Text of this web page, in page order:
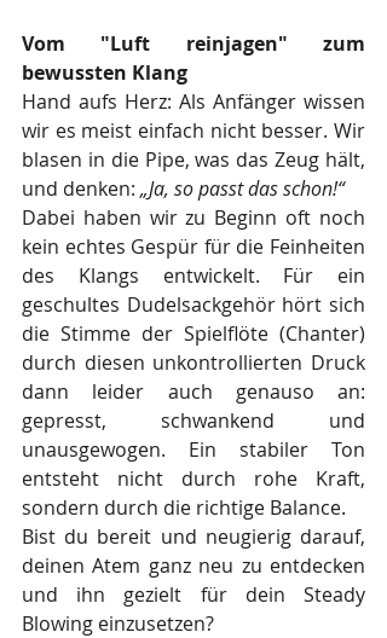
Vom "Luft reinjagen" zum
bewussten Klang
Hand aufs Herz: Als Anfänger wissen
wir es meist einfach nicht besser. Wir
blasen in die Pipe, was das Zeug hält,
und denken: „Ja, so passt das schon!“
Dabei haben wir zu Beginn oft noch
kein echtes Gespür für die Feinheiten
des Klangs entwickelt. Für ein
geschultes Dudelsackgehör hört sich
die Stimme der Spielflöte (Chanter)
durch diesen unkontrollierten Druck
dann leider auch genauso an:
gepresst, schwankend und
unausgewogen. Ein stabiler Ton
entsteht nicht durch rohe Kraft,
sondern durch die richtige Balance.
Bist du bereit und neugierig darauf,
deinen Atem ganz neu zu entdecken
und ihn gezielt für dein Steady
Blowing einzusetzen?